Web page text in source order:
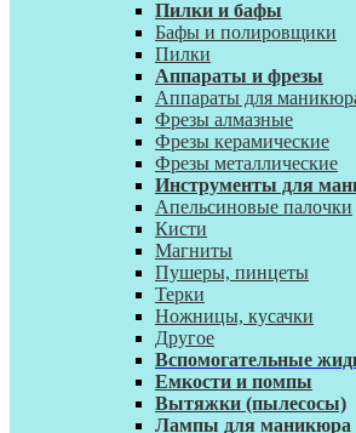
Пилки и бафы
Бафы и полировщики
Пилки
Аппараты и фрезы
Аппараты для
Фрезы алмазные
Фрезы керамические
Фрезы металлические
Инструменты для
Апельсиновые палочки
Кисти
Магниты
Пушеры, пинцеты
Терки
Ножницы, кусачки
Другое
Вспомогательные
Емкости и помпы
Вытяжки (пылесосы)
Лампы для маникюра